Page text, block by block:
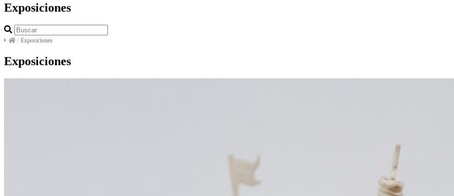
Exposiciones
/ Exposiciones
Exposiciones